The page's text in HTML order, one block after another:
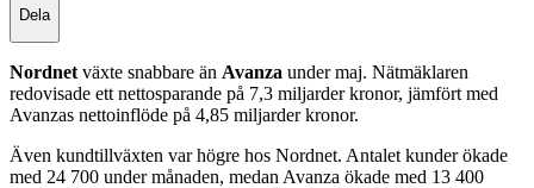
Dela
Nordnet växte snabbare än Avanza under maj. Nätmäklaren
redovisade ett nettosparande på 7,3 miljarder kronor, jämfört med
Avanzas nettoinflöde på 4,85 miljarder kronor.
Även kundtillväxten var högre hos Nordnet. Antalet kunder ökade
med 24 700 under månaden, medan Avanza ökade med 13 400